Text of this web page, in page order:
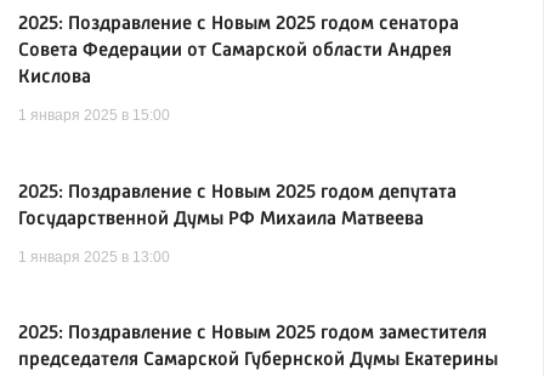
2025: Поздравление с Новым 2025 годом сенатора
Совета Федерации от Самарской области Андрея
Кислова
1 января 2025 в 15:00
2025: Поздравление с Новым 2025 годом депутата
Государственной Думы РФ Михаила Матвеева
1 января 2025 в 13:00
2025: Поздравление с Новым 2025 годом заместителя
председателя Самарской Губернской Думы Екатерины